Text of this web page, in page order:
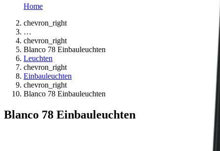
Home
chevron_right
…
chevron_right
Blanco 78 Einbauleuchten
Leuchten
chevron_right
Einbauleuchten
chevron_right
Blanco 78 Einbauleuchten
Blanco 78 Einbauleuchten